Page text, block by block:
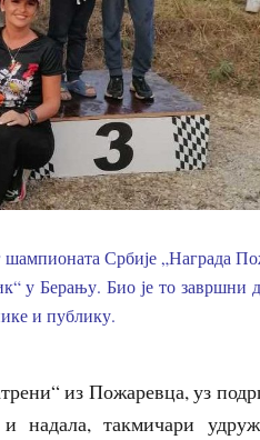
Србије „Награда
у Берању. Био је то завршни
и публику.
из Пожаревца, уз
надала, такмичари